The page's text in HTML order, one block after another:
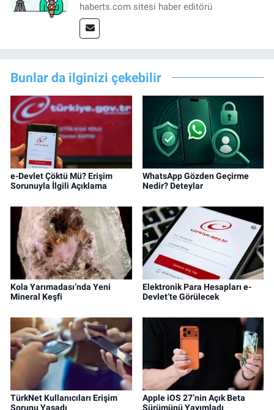
haberts.com sitesi haber editörü
Bunlar da ilginizi çekebilir
e-Devlet Çöktü Mü? Erişim
Sorunuyla İlgili Açıklama
WhatsApp Gözden Geçirme
Nedir? Deteylar
Kola Yarımadası’nda Yeni
Mineral Keşfi
Elektronik Para Hesapları e-
Devlet’te Görülecek
TürkNet Kullanıcıları Erişim
Sorunu Yaşadı
Apple iOS 27’nin Açık Beta
Sürümünü Yayımladı